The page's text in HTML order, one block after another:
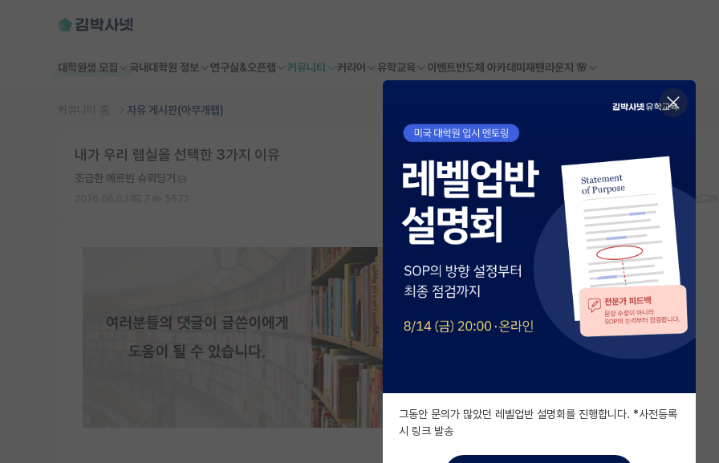
대학원생 모집 국내대학원 정보 연구실&오픈랩 커뮤니티 커리어 유학교육 이벤트반도체 아카데미 재팬라운지 🌸
커뮤니티 홈 자유 게시판(아무개랩)
내가 우리 랩실을 선택한 3가지 이유
조급한 에르빈 슈뢰딩거
스크랩 신고
그동안 문의가 많았던 레벨업반 설명회를 진행합니다. *사전등록
시 링크 발송